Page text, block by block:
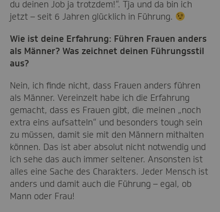
du deinen Job ja trotzdem!“. Tja und da bin ich
jetzt – seit 6 Jahren glücklich in Führung.
Wie ist deine Erfahrung: Führen Frauen anders
als Männer? Was zeichnet deinen Führungsstil
aus?
Nein, ich finde nicht, dass Frauen anders führen
als Männer. Vereinzelt habe ich die Erfahrung
gemacht, dass es Frauen gibt, die meinen „noch
extra eins aufsatteln“ und besonders tough sein
zu müssen, damit sie mit den Männern mithalten
können. Das ist aber absolut nicht notwendig und
ich sehe das auch immer seltener. Ansonsten ist
alles eine Sache des Charakters. Jeder Mensch ist
anders und damit auch die Führung – egal, ob
Mann oder Frau!